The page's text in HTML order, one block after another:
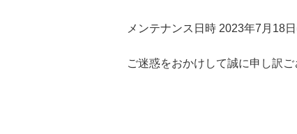
メンテナンス日時 2023年7月18
ご迷惑をおかけして誠に申し訳